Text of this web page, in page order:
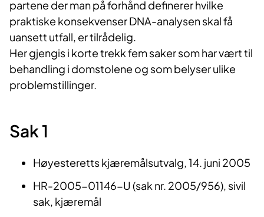
partene der man på forhånd definerer hvilke
praktiske konsekvenser DNA-analysen skal få
uansett utfall, er tilrådelig.
Her gjengis i korte trekk fem saker som har vært til
behandling i domstolene og som belyser ulike
problemstillinger.
Sak 1
Høyesteretts kjæremålsutvalg, 14. juni 2005
HR-2005-01146-U (sak nr. 2005/956), sivil
sak, kjæremål